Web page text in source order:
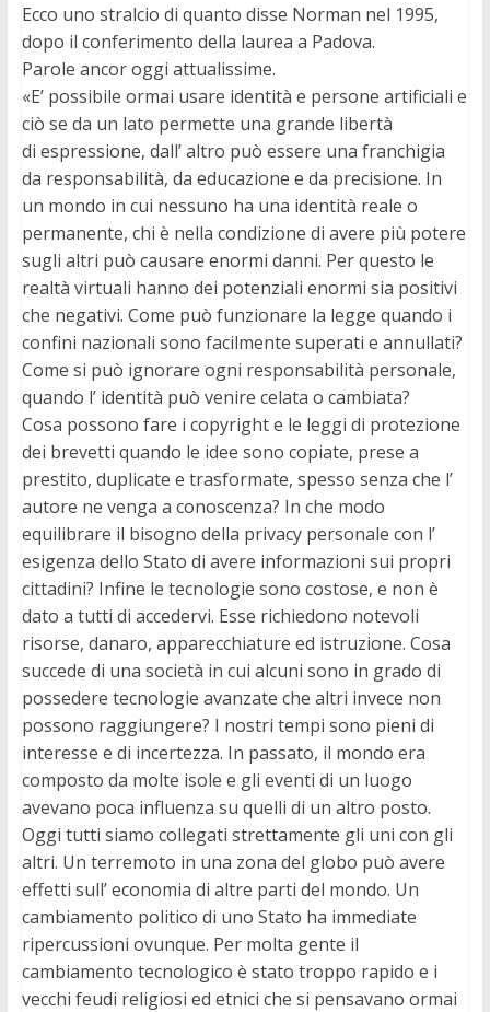
Ecco uno stralcio di quanto disse Norman nel 1995,
dopo il conferimento della laurea a Padova.
Parole ancor oggi attualissime.
«E’ possibile ormai usare identità e persone artificiali e
ciò se da un lato permette una grande libertà
di espressione, dall’ altro può essere una franchigia
da responsabilità, da educazione e da precisione. In
un mondo in cui nessuno ha una identità reale o
permanente, chi è nella condizione di avere più potere
sugli altri può causare enormi danni. Per questo le
realtà virtuali hanno dei potenziali enormi sia positivi
che negativi. Come può funzionare la legge quando i
confini nazionali sono facilmente superati e annullati?
Come si può ignorare ogni responsabilità personale,
quando l’ identità può venire celata o cambiata?
Cosa possono fare i copyright e le leggi di protezione
dei brevetti quando le idee sono copiate, prese a
prestito, duplicate e trasformate, spesso senza che l’
autore ne venga a conoscenza? In che modo
equilibrare il bisogno della privacy personale con l’
esigenza dello Stato di avere informazioni sui propri
cittadini? Infine le tecnologie sono costose, e non è
dato a tutti di accedervi. Esse richiedono notevoli
risorse, danaro, apparecchiature ed istruzione. Cosa
succede di una società in cui alcuni sono in grado di
possedere tecnologie avanzate che altri invece non
possono raggiungere? I nostri tempi sono pieni di
interesse e di incertezza. In passato, il mondo era
composto da molte isole e gli eventi di un luogo
avevano poca influenza su quelli di un altro posto.
Oggi tutti siamo collegati strettamente gli uni con gli
altri. Un terremoto in una zona del globo può avere
effetti sull’ economia di altre parti del mondo. Un
cambiamento politico di uno Stato ha immediate
ripercussioni ovunque. Per molta gente il
cambiamento tecnologico è stato troppo rapido e i
vecchi feudi religiosi ed etnici che si pensavano ormai